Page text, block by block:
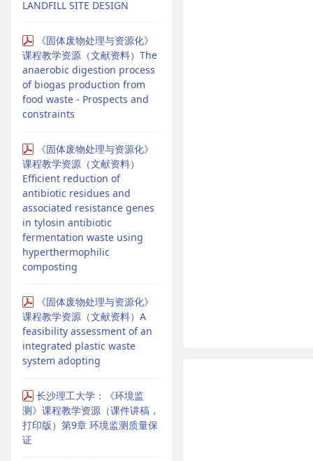
LANDFILL SITE DESIGN
《固体废物处理与资源化》
课程教学资源（文献资料）The
anaerobic digestion process
of biogas production from
food waste - Prospects and
constraints
《固体废物处理与资源化》
课程教学资源（文献资料）
Efficient reduction of
antibiotic residues and
associated resistance genes
in tylosin antibiotic
fermentation waste using
hyperthermophilic
composting
《固体废物处理与资源化》
课程教学资源（文献资料）A
feasibility assessment of an
integrated plastic waste
system adopting
长沙理工大学：《环境监
测》课程教学资源（课件讲稿，
打印版）第9章 环境监测质量保
证